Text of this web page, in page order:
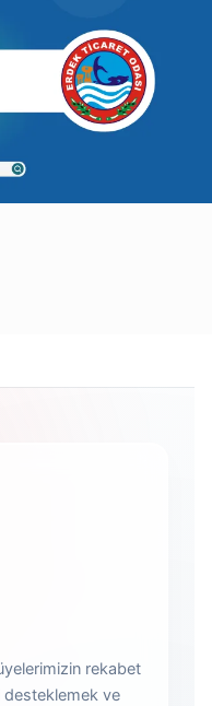
rekabet
desteklemek ve